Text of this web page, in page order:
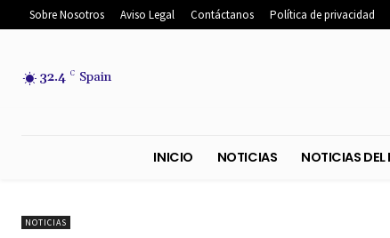
Sobre Nosotros Aviso Legal Contáctanos Política de privacidad
32.4 C Spain
NOTICIAS